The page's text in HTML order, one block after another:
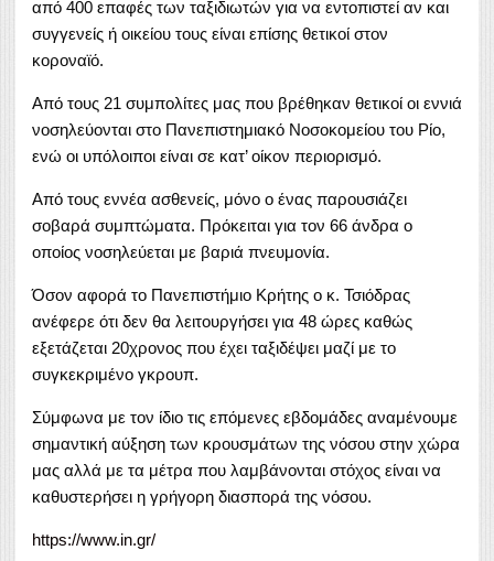
από 400 επαφές των ταξιδιωτών για να εντοπιστεί αν και
συγγενείς ή οικείου τους είναι επίσης θετικοί στον
κοροναϊό.
Από τους 21 συμπολίτες μας που βρέθηκαν θετικοί οι εννιά
νοσηλεύονται στο Πανεπιστημιακό Νοσοκομείου του Ρίο,
ενώ οι υπόλοιποι είναι σε κατ’ οίκον περιορισμό.
Από τους εννέα ασθενείς, μόνο ο ένας παρουσιάζει
σοβαρά συμπτώματα. Πρόκειται για τον 66 άνδρα ο
οποίος νοσηλεύεται με βαριά πνευμονία.
Όσον αφορά το Πανεπιστήμιο Κρήτης ο κ. Τσιόδρας
ανέφερε ότι δεν θα λειτουργήσει για 48 ώρες καθώς
εξετάζεται 20χρονος που έχει ταξιδέψει μαζί με το
συγκεκριμένο γκρουπ.
Σύμφωνα με τον ίδιο τις επόμενες εβδομάδες αναμένουμε
σημαντική αύξηση των κρουσμάτων της νόσου στην χώρα
μας αλλά με τα μέτρα που λαμβάνονται στόχος είναι να
καθυστερήσει η γρήγορη διασπορά της νόσου.
https://www.in.gr/